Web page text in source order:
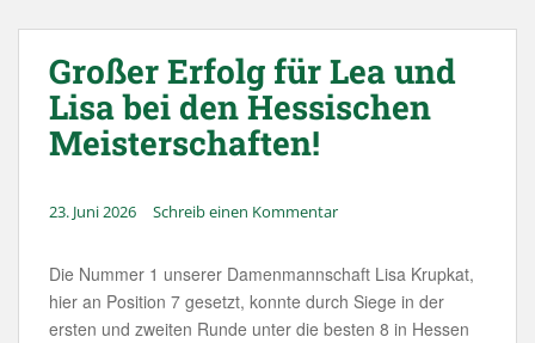
Großer Erfolg für Lea und
Lisa bei den Hessischen
Meisterschaften!
23. Juni 2026 Schreib einen Kommentar
Die Nummer 1 unserer Damenmannschaft Lisa Krupkat,
hier an Position 7 gesetzt, konnte durch Siege in der
ersten und zweiten Runde unter die besten 8 in Hessen